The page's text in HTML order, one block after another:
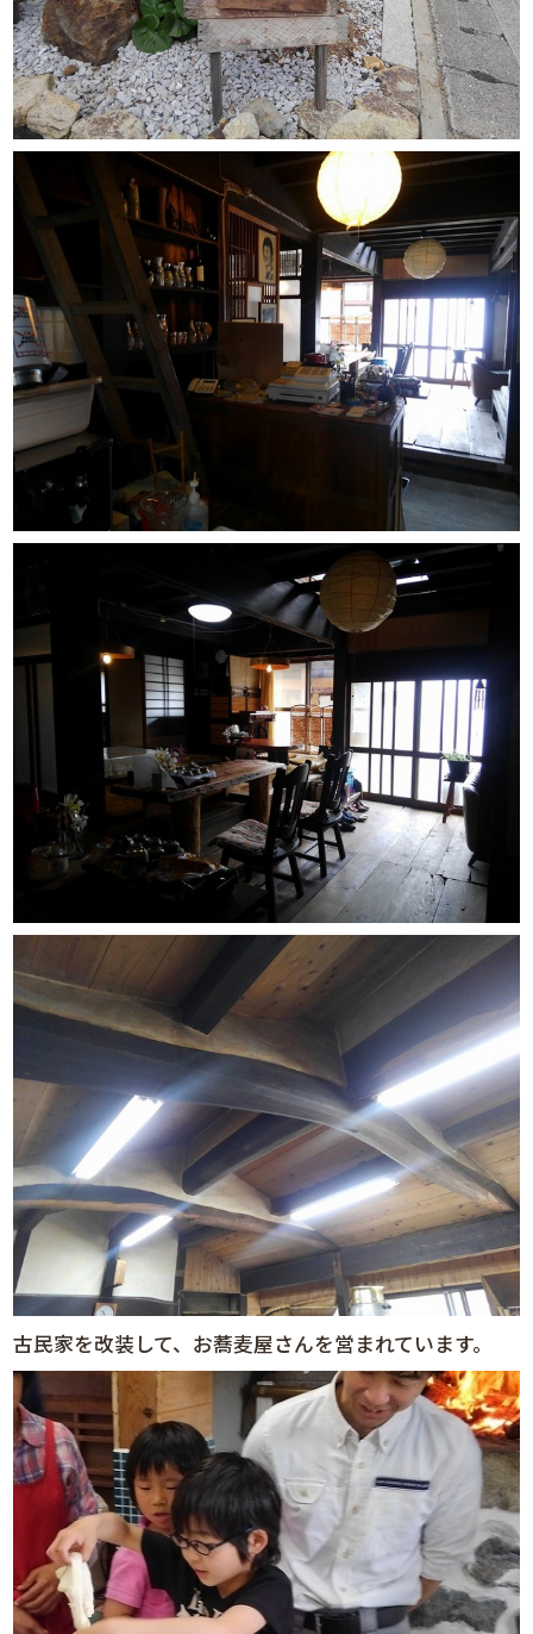
古民家を改装して、お蕎麦屋さんを営まれています。